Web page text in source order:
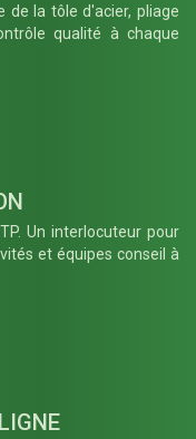
-
de la tôle d'acier, pliage
qualité à chaque
Un interlocuteur pour
et équipes conseil à